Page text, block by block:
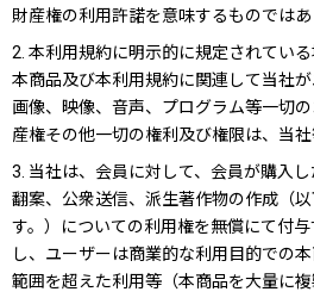
財産権の利用許諾を意味するものではあ
2. 本利用規約に明示的に規定されている
本商品及び本利用規約に関連して当社が
画像、映像、音声、プログラム等一切
産権その他一切の権利及び権限は、当社
3. 当社は、会員に対して、会員が購入し
翻案、公衆送信、派生著作物の作成（
す。）についての利用権を無償にて付
し、ユーザーは商業的な利用目的での
範囲を超えた利用等（本商品を大量に